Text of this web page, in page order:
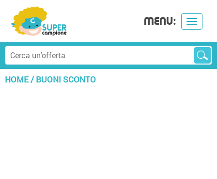
Toggle
MENU:
HOME/BUONI SCONTO